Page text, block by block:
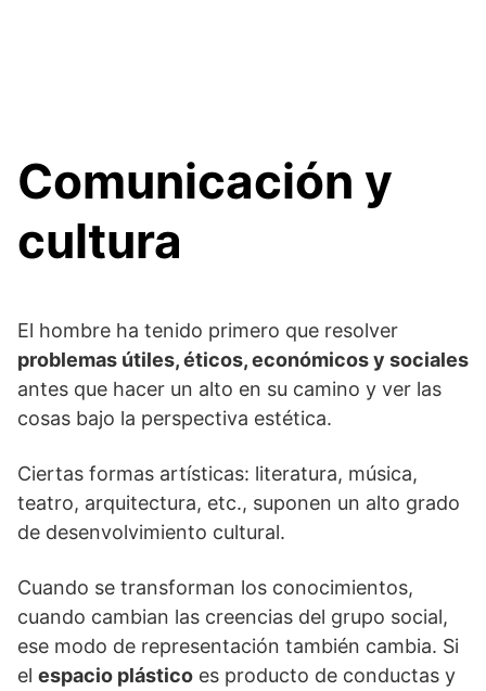
Comunicación y
cultura
El hombre ha tenido primero que resolver
problemas útiles, éticos, económicos y sociales
antes que hacer un alto en su camino y ver las
cosas bajo la perspectiva estética.
Ciertas formas artísticas: literatura, música,
teatro, arquitectura, etc., suponen un alto grado
de desenvolvimiento cultural.
Cuando se transforman los conocimientos,
cuando cambian las creencias del grupo social,
ese modo de representación también cambia. Si
el espacio plástico es producto de conductas y